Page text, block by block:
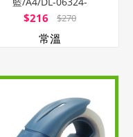
02/320x275x45mm
$216 $270
常溫